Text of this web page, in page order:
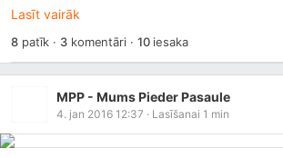
Lasīt vairāk
8patīk · 3komentāri · 10iesaka
MPP - Mums Pieder Pasaule
4. jan 2016 12:37 · Lasīšanai 1 min